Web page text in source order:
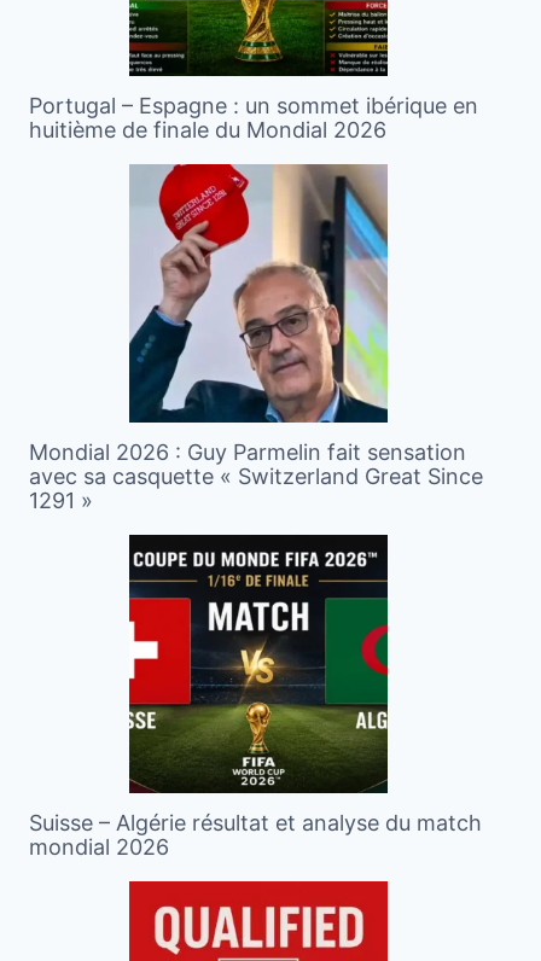
Portugal – Espagne : un sommet ibérique en
huitième de finale du Mondial 2026
Mondial 2026 : Guy Parmelin fait sensation
avec sa casquette « Switzerland Great Since
1291 »
Suisse – Algérie résultat et analyse du match
mondial 2026